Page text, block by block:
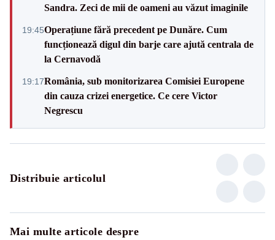
Sandra. Zeci de mii de oameni au văzut imaginile
19:45Operațiune fără precedent pe Dunăre. Cum
funcționează digul din barje care ajută centrala de
la Cernavodă
19:17România, sub monitorizarea Comisiei Europene
din cauza crizei energetice. Ce cere Victor
Negrescu
Distribuie articolul
Mai multe articole despre